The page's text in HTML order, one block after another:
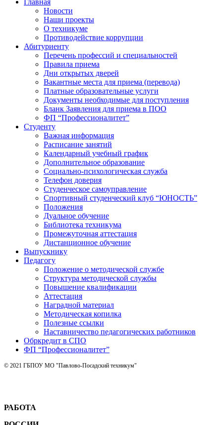
Главная
Новости
Наши проекты
О техникуме
Противодействие коррупции
Абитуриенту
Перечень профессий и специальностей
Правила приема
Дни открытых дверей
Вакантные места для приема (перевода)
Платные образовательные услуги
Документы необходимые для поступления
Бланк Заявления для приема в ПОО
ФП “Профессионалитет”
Студенту
Важная информация
Расписание занятий
Календарный учебный график
Дополнительное образование
Социально-психологическая служба
Телефон доверия
Студенческое самоуправление
Спортивный студенческий клуб “ЮНОСТЬ”
Положения
Дуальное обучение
Библиотека техникума
Промежуточная аттестация
Дистанционное обучение
Выпускнику
Педагогу
Положение о методической службе
Структура методической службы
Повышение квалификации
Аттестация
Наградной материал
Методическая копилка
Полезные ссылки
Наставничество педагогических работников
Обркредит в СПО
ФП “Профессионалитет”
© 2021 ГБПОУ МО "Павлово-Посадский техникум"
РАБОТА